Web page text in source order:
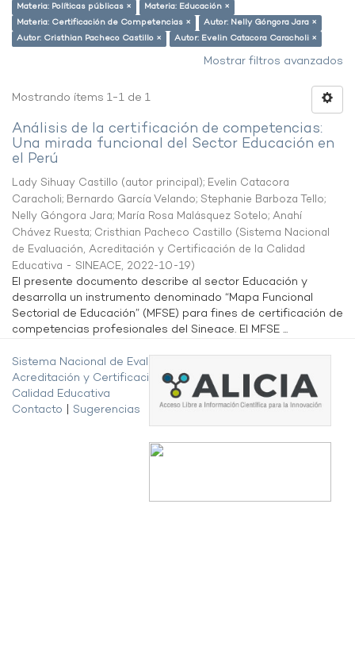
Materia: Políticas públicas ×
Materia: Educación ×
Materia: Certificación de Competencias ×
Autor: Nelly Góngora Jara ×
Autor: Cristhian Pacheco Castillo ×
Autor: Evelin Catacora Caracholi ×
Mostrar filtros avanzados
Mostrando ítems 1-1 de 1
Análisis de la certificación de competencias:
Una mirada funcional del Sector Educación en
el Perú
Lady Sihuay Castillo (autor principal); Evelin Catacora
Caracholi; Bernardo García Velando; Stephanie Barboza Tello;
Nelly Góngora Jara; María Rosa Malásquez Sotelo; Anahí
Chávez Ruesta; Cristhian Pacheco Castillo (Sistema Nacional
de Evaluación, Acreditación y Certificación de la Calidad
Educativa - SINEACE, 2022-10-19)
El presente documento describe al sector Educación y
desarrolla un instrumento denominado “Mapa Funcional
Sectorial de Educación” (MFSE) para fines de certificación de
competencias profesionales del Sineace. El MFSE ...
Sistema Nacional de Evaluación,
Acreditación y Certificación de la
Calidad Educativa
Contacto
Sugerencias